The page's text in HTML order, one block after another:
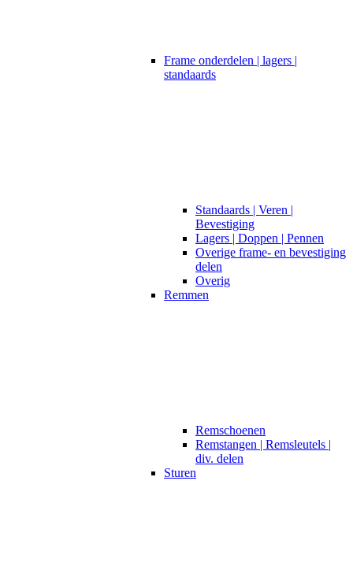
Frame onderdelen | lagers |
standaards
Standaards | Veren |
Bevestiging
Lagers | Doppen | Pennen
Overige frame- en bevestiging
delen
Overig
Remmen
Remschoenen
Remstangen | Remsleutels |
div. delen
Sturen